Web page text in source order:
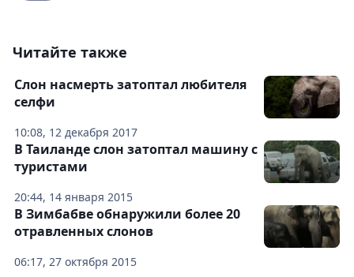
Читайте также
10:08, 12 декабря 2017
Слон насмерть затоптал любителя
селфи
20:44, 14 января 2015
В Таиланде слон затоптал машину с
туристами
06:17, 27 октября 2015
В Зимбабве обнаружили более 20
отравленных слонов